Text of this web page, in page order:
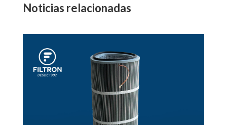
Noticias relacionadas